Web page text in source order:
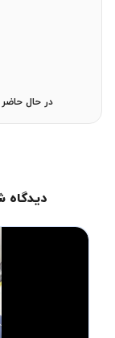
در حال
دیدگاه